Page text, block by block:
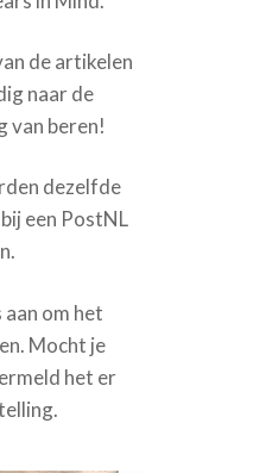
de artikelen
naar de
van beren!
dezelfde
een PostNL
om het
Mocht je
het er